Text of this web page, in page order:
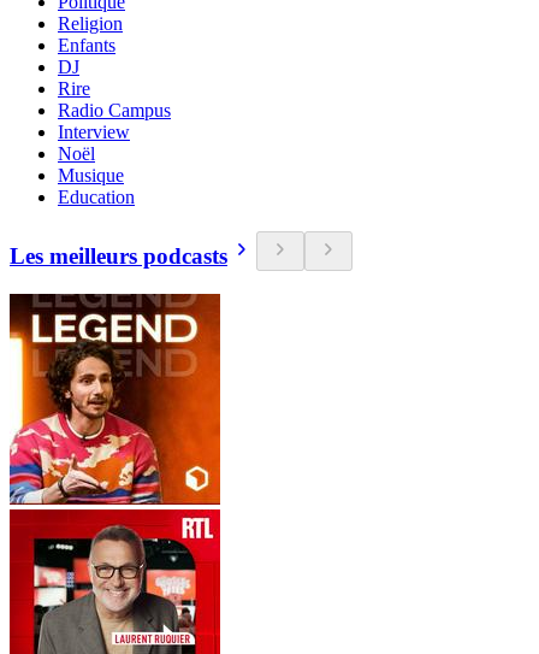
Religion
Enfants
DJ
Rire
Radio Campus
Interview
Noël
Musique
Education
Les meilleurs podcasts